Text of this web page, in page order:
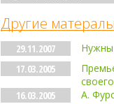
Другие
29.11.2007
Нужны
17.03.2005
16.03.2005
А.